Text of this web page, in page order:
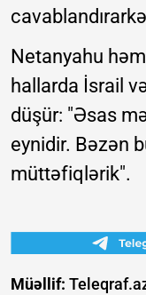
Netanyahu
hallarda İsrail
düşür: "Əsas
eynidir. Bəzən
müttəfiqlərik".
Müəllif: